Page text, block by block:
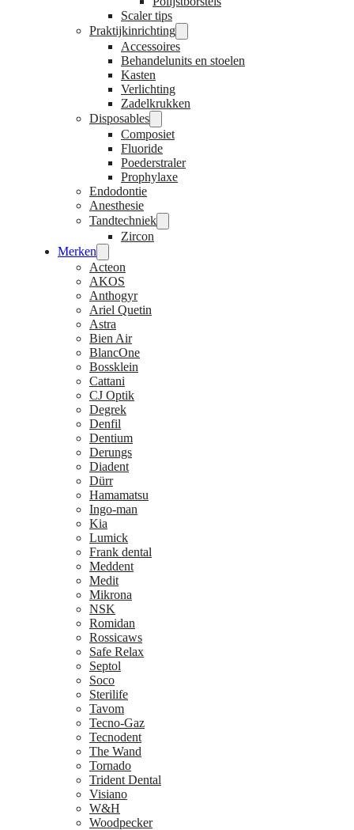
Scaler tips
Praktijkinrichting
Accessoires
Behandelunits en stoelen
Kasten
Verlichting
Zadelkrukken
Disposables
Composiet
Fluoride
Poederstraler
Prophylaxe
Endodontie
Anesthesie
Tandtechniek
Zircon
Merken
Acteon
AKOS
Anthogyr
Ariel Quetin
Astra
Bien Air
BlancOne
Bossklein
Cattani
CJ Optik
Degrek
Denfil
Dentium
Derungs
Diadent
Dürr
Hamamatsu
Ingo-man
Kia
Lumick
Frank dental
Meddent
Medit
Mikrona
NSK
Romidan
Rossicaws
Safe Relax
Septol
Soco
Sterilife
Tavom
Tecno-Gaz
Tecnodent
The Wand
Tornado
Trident Dental
Visiano
W&H
Woodpecker